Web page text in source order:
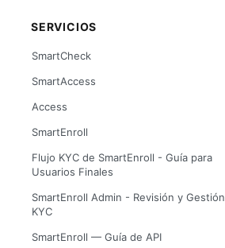
SERVICIOS
SmartCheck
SmartAccess
Access
SmartEnroll
Flujo KYC de SmartEnroll - Guía para
Usuarios Finales
SmartEnroll Admin - Revisión y Gestión
KYC
SmartEnroll — Guía de API